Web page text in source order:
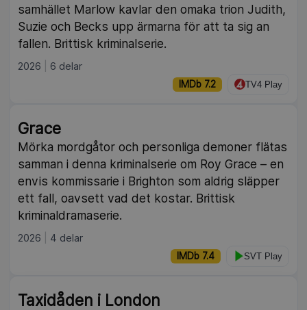
samhället Marlow kavlar den omaka trion Judith,
Suzie och Becks upp ärmarna för att ta sig an
fallen. Brittisk kriminalserie.
2026 6 delar
IMDb 7.2 TV4 Play
Grace
Mörka mordgåtor och personliga demoner flätas
samman i denna kriminalserie om Roy Grace – en
envis kommissarie i Brighton som aldrig släpper
ett fall, oavsett vad det kostar. Brittisk
kriminaldramaserie.
2026 4 delar
IMDb 7.4 SVT Play
Taxidåden i London